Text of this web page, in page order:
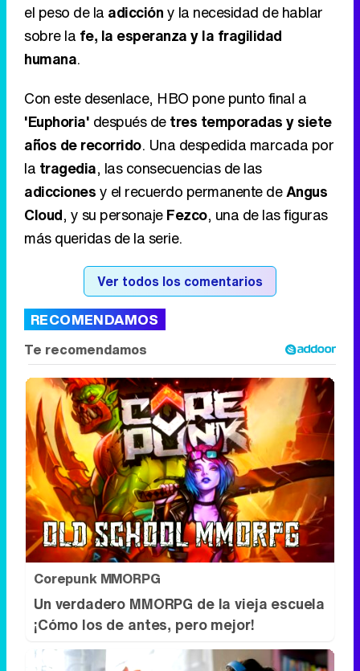
el peso de la adiccióny la necesidad de hablar
sobre la fe, la esperanza y la fragilidad
humana.
Con este desenlace, HBO pone punto final a
'Euphoria' después detres temporadas y siete
años de recorrido. Una despedida marcada por
la tragedia, las consecuencias de las
adiccionesy el recuerdo permanente deAngus
Cloud, y su personajeFezco, una de las figuras
más queridas de la serie.
Ver todos los comentarios
RECOMENDAMOS
Corepunk MMORPG
Un verdadero MMORPG de la vieja escuela
¡Cómo los de antes, pero mejor!